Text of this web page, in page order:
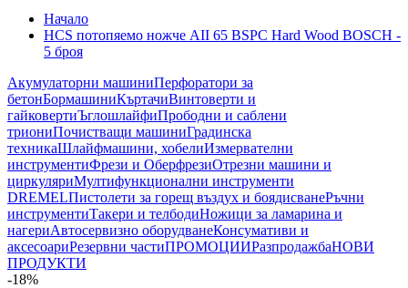
Начало
HCS потопяемо ножче AII 65 BSPC Hard Wood BOSCH -
5 броя
Акумулаторни машиниПерфоратори за
бетонБормашиниКъртачиВинтоверти и
гайковертиЪглошлайфиПрободни и саблени
триониПочистващи машиниГрадинска
техникаШлайфмашини, хобелиИзмервателни
инструментиФрези и ОберфрезиОтрезни машини и
циркуляриМултифункционални инструменти
DREMELПистолети за горещ въздух и боядисванеРъчни
инструментиТакери и телбодиНожици за ламарина и
нагериАвтосервизно оборудванеКонсумативи и
аксесоариРезервни частиПРОМОЦИИРазпродажбаНОВИ
ПРОДУКТИ
-18%